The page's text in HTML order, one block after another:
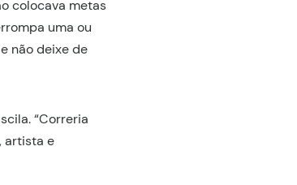
colocava metas
uma ou
não deixe de
“Correria
artista e